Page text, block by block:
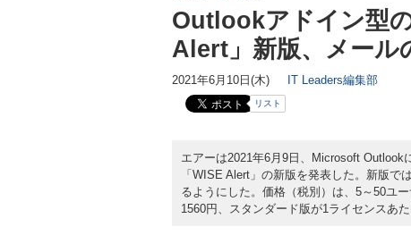
Outlookアドイン型
Alert」新版、メール
2021年6月10日(木) IT Leaders編集部
リスト
エアーは2021年6月9日、Microsoft
「WISE Alert」の新版を発表した。新版で
るようにした。価格（税別）は、5～50ユ
1560円、スタンダード版が1ライセンスあた